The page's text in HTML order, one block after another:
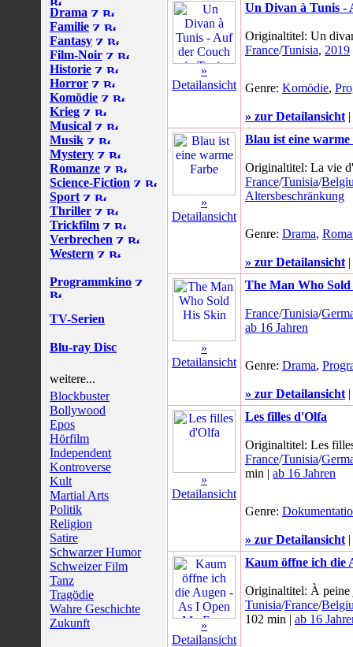
Drama
Familie
Fantasy
Film-Noir
Historie
Horror
Komödie
Krieg
Musical
Musik
Mystery
Romanze
Science-Fiction
Sport
Thriller
Trickfilm
Verbrechen
Western
Programmkino
TV-Serien
Blu-ray Disc
weitere...
Blockbuster
Bollywood
Epos
Hörfilm
Independent
Kontroverse
Kult
Martial Arts
Politik
Religion
Satire
Schwarzer Humor
Schweizer Film
Tanz
Tragödie
Wahre Geschichte
Zukunft
»
Detailansicht
Un Divan à Tunis -
Originaltitel: Un
France/Tunisia, 2019
Genre: Komödie,
» zur Detailansicht |
»
Detailansicht
Blau ist eine
Originaltitel: La vie
France/Tunisia/
Altersbeschränkung
Genre: Drama,
» zur Detailansicht |
»
Detailansicht
The Man Who
France/Tunisia/
ab 16 Jahren
Genre: Drama,
» zur Detailansicht |
»
Detailansicht
Les filles d'Olfa
Originaltitel: Les
France/Tunisia/
min | ab 16 Jahren
Genre:
» zur Detailansicht |
»
Detailansicht
Kaum öffne ich die
Originaltitel: À peine
Tunisia/France/
102 min | ab 16